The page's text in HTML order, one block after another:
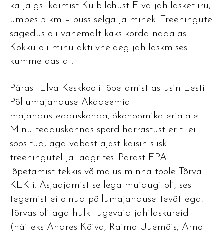
ka jalgsi käimist Kulbilohust Elva jahilasketiiru,
umbes 5 km – püss selga ja minek. Treeningute
sagedus oli vähemalt kaks korda nädalas.
Kokku oli minu aktiivne aeg jahilaskmises
kümme aastat.
Pärast Elva Keskkooli lõpetamist astusin Eesti
Põllumajanduse Akadeemia
majandusteaduskonda, ökonoomika erialale.
Minu teaduskonnas spordiharrastust eriti ei
soositud, aga vabast ajast käisin siiski
treeningutel ja laagrites. Pärast EPA
lõpetamist tekkis võimalus minna tööle Tõrva
KEK-i. Asjaajamist sellega muidugi oli, sest
tegemist ei olnud põllumajandusettevõttega.
Tõrvas oli aga hulk tugevaid jahilaskureid
(näiteks Andres Kõiva, Raimo Uuemõis, Arno